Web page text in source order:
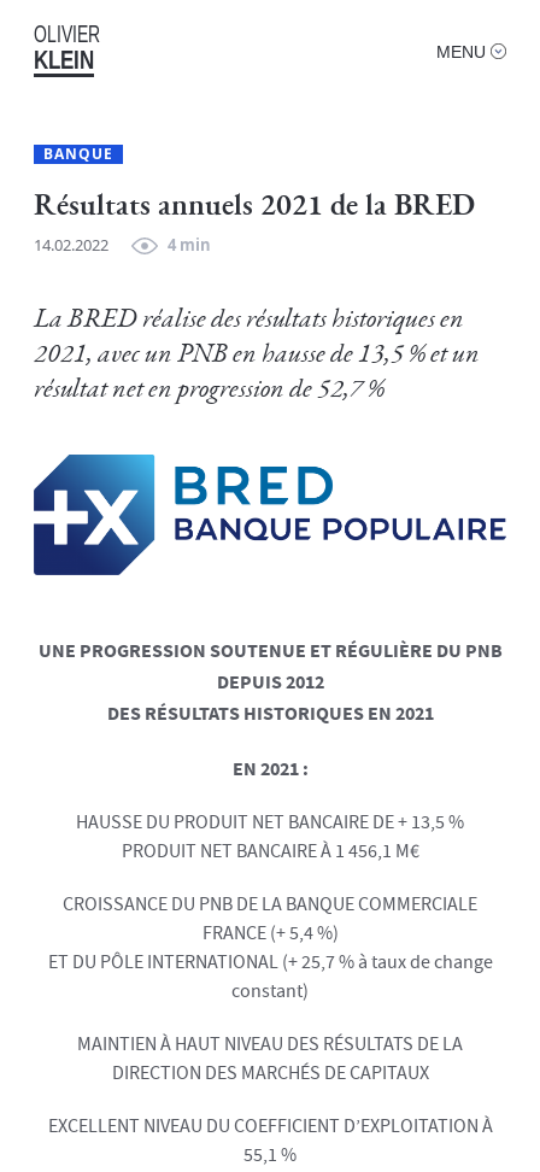
OLIVIER
KLEIN MENU
BANQUE
Résultats annuels 2021 de la BRED
14.02.2022 4 min
La BRED réalise des résultats historiques en
2021, avec un PNB en hausse de 13,5 % et un
résultat net en progression de 52,7 %
UNE PROGRESSION SOUTENUE ET RÉGULIÈRE DU PNB
DEPUIS 2012
DES RÉSULTATS HISTORIQUES EN 2021
EN 2021 :
HAUSSE DU PRODUIT NET BANCAIRE DE + 13,5 %
PRODUIT NET BANCAIRE À 1 456,1 M€
CROISSANCE DU PNB DE LA BANQUE COMMERCIALE
FRANCE (+ 5,4 %)
ET DU PÔLE INTERNATIONAL (+ 25,7 % à taux de change
constant)
MAINTIEN À HAUT NIVEAU DES RÉSULTATS DE LA
DIRECTION DES MARCHÉS DE CAPITAUX
EXCELLENT NIVEAU DU COEFFICIENT D’EXPLOITATION À
55,1 %